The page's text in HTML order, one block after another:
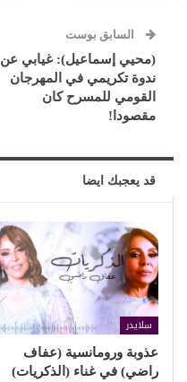
السابق بوست
(محيي إسماعيل): غيابي عن
ندوة تكريمي في المهرجان
القومي للمسرح كان
مقصودا!
قد يعجبك ايضا
سلايدر
عذوبة ورومانسية (عفاف
راضي) في غناء (الذكريات)